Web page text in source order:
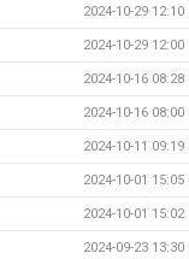
2024-10-29 12:10
2024-10-29 12:00
2024-10-16 08:28
2024-10-16 08:00
2024-10-11 09:19
2024-10-01 15:05
2024-10-01 15:02
2024-09-23 13:30